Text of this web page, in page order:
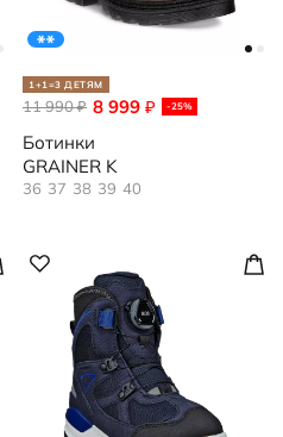
1+1=3 ДЕТЯМ
8 999 ₽ -25%
11 990₽
Ботинки
GRAINER K
36 37 38 39 40